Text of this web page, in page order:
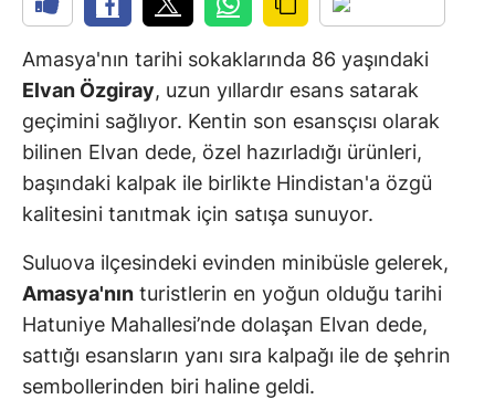
Amasya'nın tarihi sokaklarında 86 yaşındaki
Elvan Özgiray, uzun yıllardır esans satarak
geçimini sağlıyor. Kentin son esansçısı olarak
bilinen Elvan dede, özel hazırladığı ürünleri,
başındaki kalpak ile birlikte Hindistan'a özgü
kalitesini tanıtmak için satışa sunuyor.
Suluova ilçesindeki evinden minibüsle gelerek,
Amasya'nın turistlerin en yoğun olduğu tarihi
Hatuniye Mahallesi’nde dolaşan Elvan dede,
sattığı esansların yanı sıra kalpağı ile de şehrin
sembollerinden biri haline geldi.